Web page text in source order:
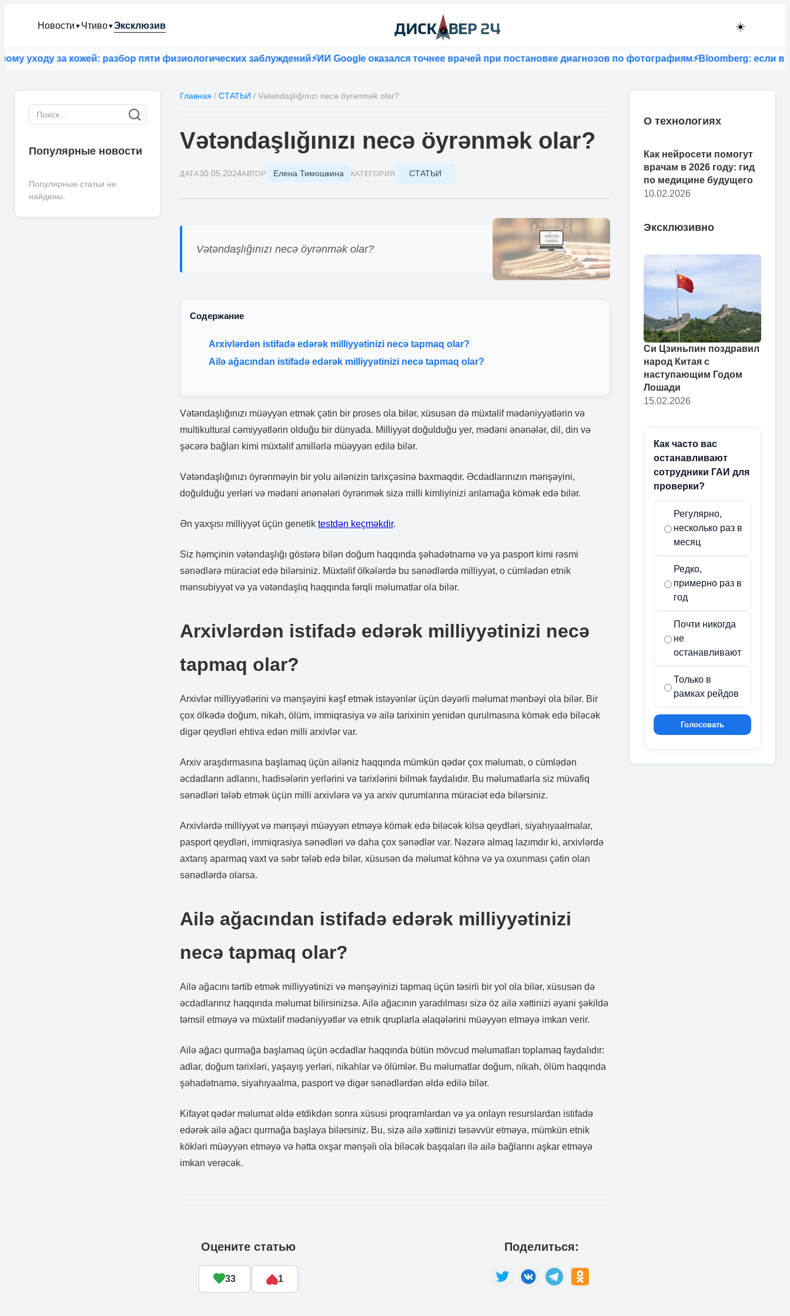
Новости ▼ Чтиво▼Эксклюзив ☀️
за кожей: разбор пяти физиологических заблуждений⚡ИИ Google оказался точнее врачей при постановке диагнозов по фотографиям⚡Bloomberg: если в США
Популярные новости
Популярные статьи не
найдены.
Главная / СТАТЬИ / Vətəndaşlığınızı necə öyrənmək olar?
Vətəndaşlığınızı necə öyrənmək olar?
ДАТА30.05.2024АВТОР Елена Тимошкина КАТЕГОРИЯ СТАТЬИ
Vətəndaşlığınızı necə öyrənmək olar?
Содержание
Arxivlərdən istifadə edərək milliyyətinizi necə tapmaq olar?
Ailə ağacından istifadə edərək milliyyətinizi necə tapmaq olar?
Vətəndaşlığınızı müəyyən etmək çətin bir proses ola bilər, xüsusən də müxtəlif mədəniyyətlərin və
multikultural cəmiyyətlərin olduğu bir dünyada. Milliyyət doğulduğu yer, mədəni ənənələr, dil, din və
şəcərə bağları kimi müxtəlif amillərlə müəyyən edilə bilər.
Vətəndaşlığınızı öyrənməyin bir yolu ailənizin tarixçəsinə baxmaqdır. Əcdadlarınızın mənşəyini,
doğulduğu yerləri və mədəni ənənələri öyrənmək sizə milli kimliyinizi anlamağa kömək edə bilər.
Ən yaxşısı milliyyət üçün genetik testdən keçməkdir.
Siz həmçinin vətəndaşlığı göstərə bilən doğum haqqında şəhadətnamə və ya pasport kimi rəsmi
sənədlərə müraciət edə bilərsiniz. Müxtəlif ölkələrdə bu sənədlərdə milliyyət, o cümlədən etnik
mənsubiyyət və ya vətəndaşlıq haqqında fərqli məlumatlar ola bilər.
Arxivlərdən istifadə edərək milliyyətinizi necə
tapmaq olar?
Arxivlər milliyyətlərini və mənşəyini kəşf etmək istəyənlər üçün dəyərli məlumat mənbəyi ola bilər. Bir
çox ölkədə doğum, nikah, ölüm, immiqrasiya və ailə tarixinin yenidən qurulmasına kömək edə biləcək
digər qeydləri ehtiva edən milli arxivlər var.
Arxiv araşdırmasına başlamaq üçün ailəniz haqqında mümkün qədər çox məlumatı, o cümlədən
əcdadların adlarını, hadisələrin yerlərini və tarixlərini bilmək faydalıdır. Bu məlumatlarla siz müvafiq
sənədləri tələb etmək üçün milli arxivlərə və ya arxiv qurumlarına müraciət edə bilərsiniz.
Arxivlərdə milliyyət və mənşəyi müəyyən etməyə kömək edə biləcək kilsə qeydləri, siyahıyaalmalar,
pasport qeydləri, immiqrasiya sənədləri və daha çox sənədlər var. Nəzərə almaq lazımdır ki, arxivlərdə
axtarış aparmaq vaxt və səbr tələb edə bilər, xüsusən də məlumat köhnə və ya oxunması çətin olan
sənədlərdə olarsa.
Ailə ağacından istifadə edərək milliyyətinizi
necə tapmaq olar?
Ailə ağacını tərtib etmək milliyyətinizi və mənşəyinizi tapmaq üçün təsirli bir yol ola bilər, xüsusən də
əcdadlarınız haqqında məlumat bilirsinizsə. Ailə ağacının yaradılması sizə öz ailə xəttinizi əyani şəkildə
təmsil etməyə və müxtəlif mədəniyyətlər və etnik qruplarla əlaqələrini müəyyən etməyə imkan verir.
Ailə ağacı qurmağa başlamaq üçün əcdadlar haqqında bütün mövcud məlumatları toplamaq faydalıdır:
adlar, doğum tarixləri, yaşayış yerləri, nikahlar və ölümlər. Bu məlumatlar doğum, nikah, ölüm haqqında
şəhadətnamə, siyahıyaalma, pasport və digər sənədlərdən əldə edilə bilər.
Kifayət qədər məlumat əldə etdikdən sonra xüsusi proqramlardan və ya onlayn resurslardan istifadə
edərək ailə ağacı qurmağa başlaya bilərsiniz. Bu, sizə ailə xəttinizi təsəvvür etməyə, mümkün etnik
kökləri müəyyən etməyə və hətta oxşar mənşəli ola biləcək başqaları ilə ailə bağlarını aşkar etməyə
imkan verəcək.
Оцените статью
33 1
Поделиться:
О технологиях
Как нейросети помогут
врачам в 2026 году: гид
по медицине будущего
10.02.2026
Эксклюзивно
Си Цзиньпин поздравил
народ Китая с
наступающим Годом
Лошади
15.02.2026
Как часто вас
останавливают
сотрудники ГАИ для
проверки?
Регулярно,
несколько раз в
месяц
Редко,
примерно раз в
год
Почти никогда
не
останавливают
Только в
рамках рейдов
Голосовать